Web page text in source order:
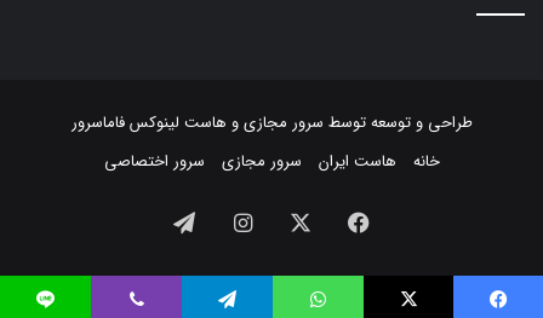
طراحی و توسعه توسط سرور مجازیو هاست لینوکسفاماسرور
خانه
هاست ایران سرور مجازی سرور اختصاصی
فیسبوک ایکس اینستاگرام